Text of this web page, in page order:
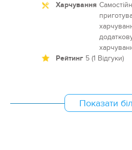
Харчування
Рейтинг 5 (1 Відгуки)
Показати